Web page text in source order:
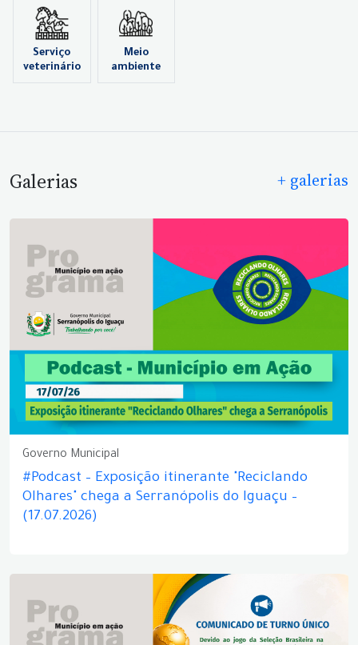
Serviço
veterinário
Meio
ambiente
Galerias + galerias
Governo Municipal
#Podcast – Exposição itinerante "Reciclando
Olhares" chega a Serranópolis do Iguaçu –
(17.07.2026)